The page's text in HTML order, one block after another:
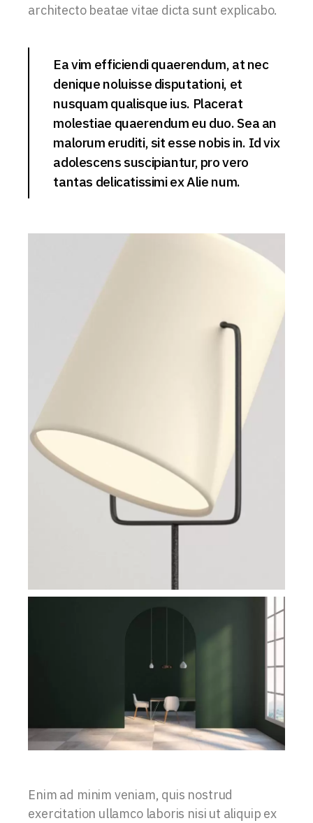
architecto beatae vitae dicta sunt explicabo.
Ea vim efficiendi quaerendum, at nec
denique noluisse disputationi, et
nusquam qualisque ius. Placerat
molestiae quaerendum eu duo. Sea an
malorum eruditi, sit esse nobis in. Id vix
adolescens suscipiantur, pro vero
tantas delicatissimi ex Alie num.
Enim ad minim veniam, quis nostrud
exercitation ullamco laboris nisi ut aliquip ex